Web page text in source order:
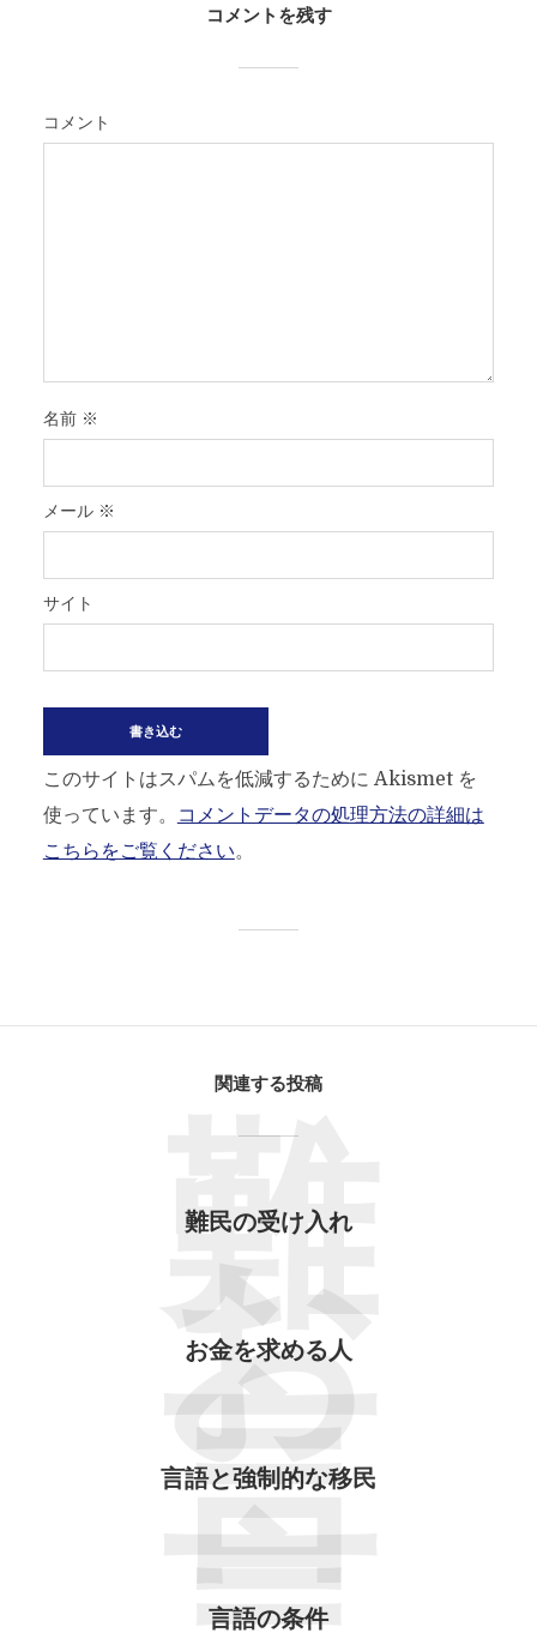
コメントを残す
コメント
名前 ※
メール ※
サイト
このサイトはスパムを低減するために Akismet を
使っています。
コメントデータの処理方法の詳細は
こちらをご覧ください。
関連する投稿
難民の受け入れ
難
お金を求める人
お
言語と強制的な移民
言
言語の条件